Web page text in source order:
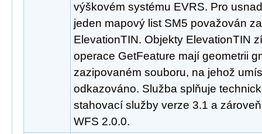
výškovém systému EVRS. Pro
jeden mapový list SM5 považován
ElevationTIN. Objekty ElevationTIN
operace GetFeature mají geometrii
zazipovaném souboru, na jehož
odkazováno. Služba splňuje
stahovací služby verze 3.1 a
WFS 2.0.0.